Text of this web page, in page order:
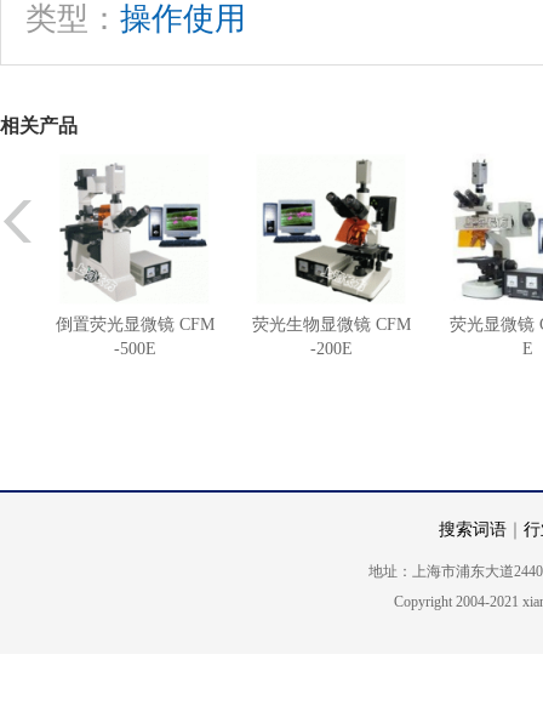
类型： 操作使用
相关产品
倒置荧光显微镜 CFM
-500E
荧光生物显微镜 CFM
-200E
荧光显微镜
E
搜索词语
地址：上海市浦东大道2440
Copyright 2004-2021